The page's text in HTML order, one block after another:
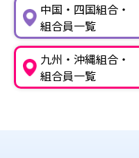
中国・四国組合・
組合員一覧
九州・沖縄組合・
組合員一覧